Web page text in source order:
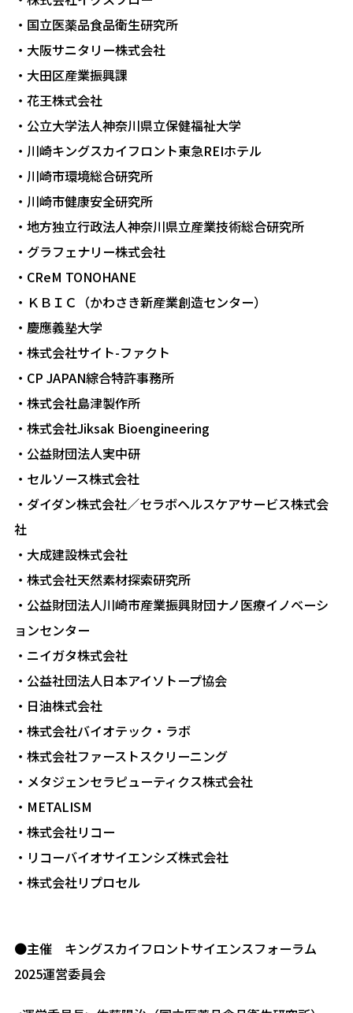
・国立医薬品食品衛生研究所
・大阪サニタリー株式会社
・大田区産業振興課
・花王株式会社
・公立大学法人神奈川県立保健福祉大学
・川崎キングスカイフロント東急REIホテル
・川崎市環境総合研究所
・川崎市健康安全研究所
・地方独立行政法人神奈川県立産業技術総合研究所
・グラフェナリー株式会社
・CReM TONOHANE
・ＫＢＩＣ（かわさき新産業創造センター）
・慶應義塾大学
・株式会社サイト-ファクト
・CP JAPAN綜合特許事務所
・株式会社島津製作所
・株式会社Jiksak Bioengineering
・公益財団法人実中研
・セルソース株式会社
・ダイダン株式会社／セラボヘルスケアサービス株式会
社
・大成建設株式会社
・株式会社天然素材探索研究所
・公益財団法人川崎市産業振興財団ナノ医療イノベーシ
ョンセンター
・ニイガタ株式会社
・公益社団法人日本アイソトープ協会
・日油株式会社
・株式会社バイオテック・ラボ
・株式会社ファーストスクリーニング
・メタジェンセラピューティクス株式会社
・METALISM
・株式会社リコー
・リコーバイオサイエンシズ株式会社
・株式会社リプロセル
●主催 キングスカイフロントサイエンスフォーラム
2025運営委員会